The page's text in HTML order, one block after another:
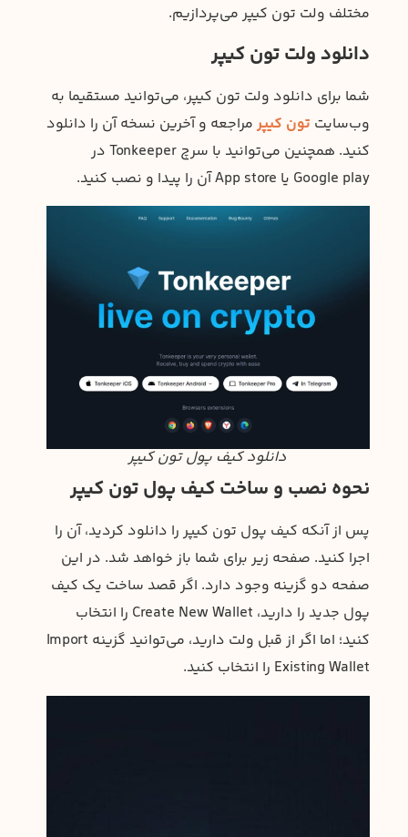
مختلف ولت تون کیپر می‌پردازیم.
دانلود ولت تون کیپر
شما برای دانلود ولت تون کیپر، می‌توانید مستقیما به
وب‌سایت تون کیپر مراجعه و آخرین نسخه آن را دانلود
کنید. همچنین می‌توانید با سرچ Tonkeeper در
Google play یا App store آن را پیدا و نصب کنید.
دانلود کیف پول تون کیپر
نحوه نصب و ساخت کیف پول تون کیپر
پس از آنکه کیف پول تون کیپر را دانلود کردید، آن را
اجرا کنید. صفحه زیر برای شما باز خواهد شد. در این
صفحه دو گزینه وجود دارد. اگر قصد ساخت یک کیف
پول جدید را دارید، Create New Wallet را انتخاب
کنید؛ اما اگر از قبل ولت دارید، می‌توانید گزینه Import
Existing Wallet را انتخاب کنید.